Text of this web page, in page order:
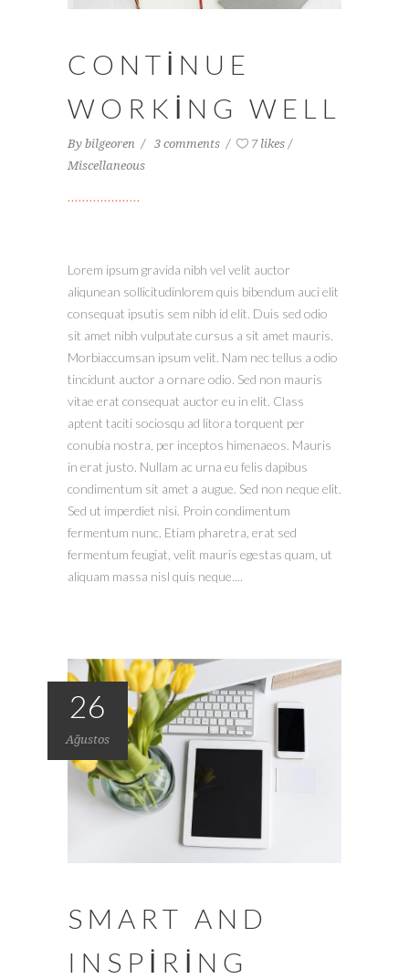
CONTINUE
WORKING WELL
By bilgeoren 3 comments
7 likes
Miscellaneous
Lorem ipsum gravida nibh vel velit auctor
aliqunean sollicitudinlorem quis bibendum auci elit
consequat ipsutis sem nibh id elit. Duis sed odio
sit amet nibh vulputate cursus a sit amet mauris.
Morbiaccumsan ipsum velit. Nam nec tellus a odio
tincidunt auctor a ornare odio. Sed non mauris
vitae erat consequat auctor eu in elit. Class
aptent taciti sociosqu ad litora torquent per
conubia nostra, per inceptos himenaeos. Mauris
in erat justo. Nullam ac urna eu felis dapibus
condimentum sit amet a augue. Sed non neque elit.
Sed ut imperdiet nisi. Proin condimentum
fermentum nunc. Etiam pharetra, erat sed
fermentum feugiat, velit mauris egestas quam, ut
aliquam massa nisl quis neque....
26
Ağustos
SMART AND
INSPIRING